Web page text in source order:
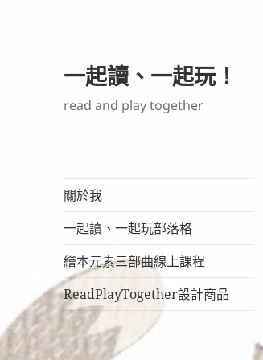
一起讀、一起玩！
read and play together
關於我
一起讀、一起玩部落格
繪本元素三部曲線上課程
ReadPlayTogether設計商品